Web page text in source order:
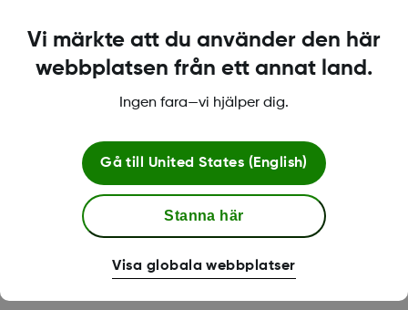
Dexcom G6 Översikt Android
mmol/L
Visa video
Visa mer
Vi märkte att du använder den här
webbplatsen från ett annat land.
Ingen fara—vi hjälper dig.
Gå till United States (English)
Stanna här
Visa globala webbplatser